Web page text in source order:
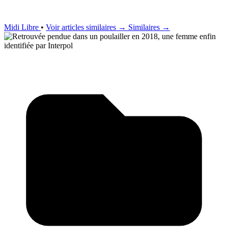
Midi Libre • Voir articles similaires → Similaires →